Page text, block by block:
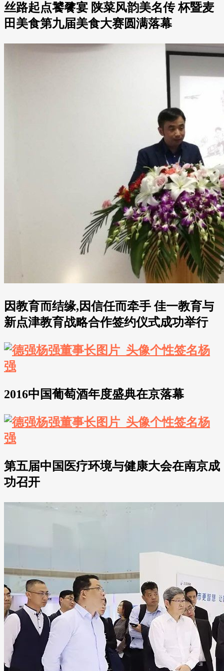
丝路起点饕餮宴 陕菜风韵美名传 杯暨麦
田美食第九届美食大赛圆满落幕
因教育而结缘,因信任而牵手 佳一教育与
新点津教育战略合作签约仪式成功举行
2016中国葡萄酒年度盛典在京落幕
第五届中国医疗环境与健康大会在南京成
功召开